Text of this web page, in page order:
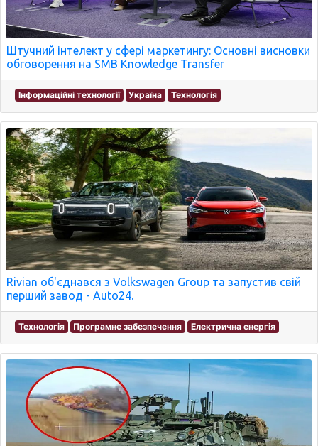
Штучний інтелект у сфері маркетингу: Основні висновки
обговорення на SMB Knowledge Transfer
Інформаційні технології Україна Технологія
Rivian об'єднався з Volkswagen Group та запустив свій
перший завод - Auto24.
Технологія Програмне забезпечення Електрична енергія